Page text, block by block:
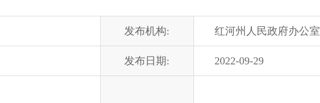
发布机构: 红河州人民政府办公室
发布日期: 2022-09-29